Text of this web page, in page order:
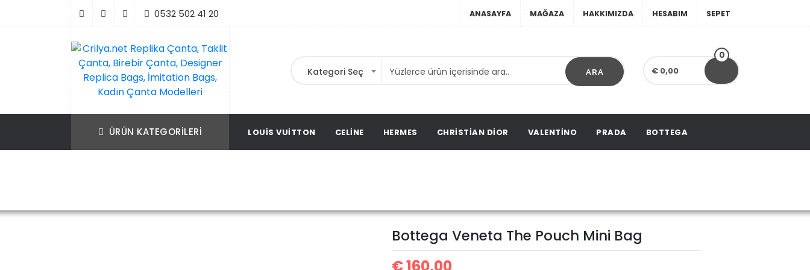
0532 502 41 20 ANASAYFA MAĞAZA HAKKIMIZDA HESABIM SEPET
Kadın Çanta Modelleri
Kategori Seç ARA € 0,00
0
ÜRÜN KATEGORILERI LOUIS VUITTON CELINE HERMES CHRISTIAN DIOR VALENTINO PRADA BOTTEGA
Bottega Veneta The Pouch Mini Bag
€160,00